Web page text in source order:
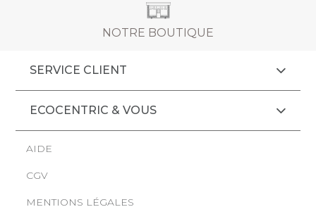
NOTRE BOUTIQUE
SERVICE CLIENT
ECOCENTRIC & VOUS
AIDE
CGV
MENTIONS LÉGALES